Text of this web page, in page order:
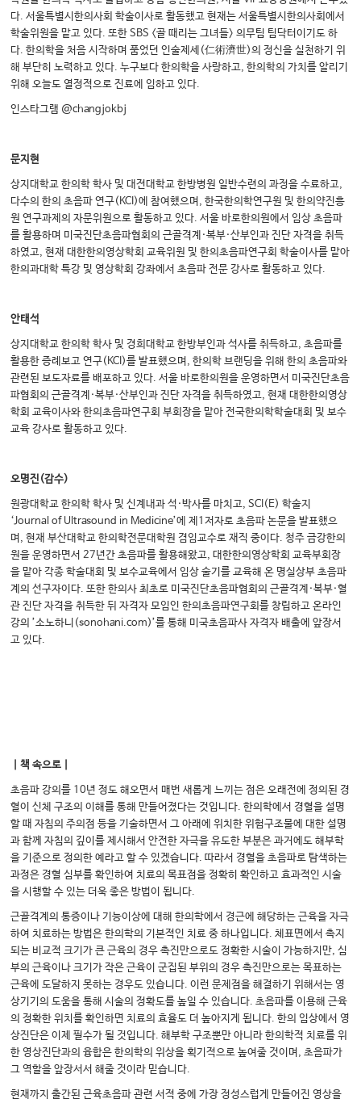
다. 서울특별시한의사회 학술이사로 활동했고 현재는 서울특별시한의사회에서
학술위원을 맡고 있다. 또한 SBS <골 때리는 그녀들> 의무팀 팀닥터이기도 하
다. 한의학을 처음 시작하며 품었던 인술제세(仁術濟世)의 정신을 실천하기 위
해 부단히 노력하고 있다. 누구보다 한의학을 사랑하고, 한의학의 가치를 알리기
위해 오늘도 열정적으로 진료에 임하고 있다.
인스타그램 @changjokbj
문지현
상지대학교 한의학 학사 및 대전대학교 한방병원 일반수련의 과정을 수료하고,
다수의 한의 초음파 연구(KCI)에 참여했으며, 한국한의학연구원 및 한의약진흥
원 연구과제의 자문위원으로 활동하고 있다. 서울 바로한의원에서 임상 초음파
를 활용하며 미국진단초음파협회의 근골격계·복부·산부인과 진단 자격을 취득
하였고, 현재 대한한의영상학회 교육위원 및 한의초음파연구회 학술이사를 맡아
한의과대학 특강 및 영상학회 강좌에서 초음파 전문 강사로 활동하고 있다.
안태석
상지대학교 한의학 학사 및 경희대학교 한방부인과 석사를 취득하고, 초음파를
활용한 증례보고 연구(KCI)를 발표했으며, 한의학 브랜딩을 위해 한의 초음파와
관련된 보도자료를 배포하고 있다. 서울 바로한의원을 운영하면서 미국진단초음
파협회의 근골격계·복부·산부인과 진단 자격을 취득하였고, 현재 대한한의영상
학회 교육이사와 한의초음파연구회 부회장을 맡아 전국한의학학술대회 및 보수
교육 강사로 활동하고 있다.
오명진(감수)
원광대학교 한의학 학사 및 신계내과 석·박사를 마치고, SCI(E) 학술지
‘Journal of Ultrasound in Medicine’에 제1저자로 초음파 논문을 발표했으
며, 현재 부산대학교 한의학전문대학원 겸임교수로 재직 중이다. 청주 금강한의
원을 운영하면서 27년간 초음파를 활용해왔고, 대한한의영상학회 교육부회장
을 맡아 각종 학술대회 및 보수교육에서 임상 술기를 교육해 온 명실상부 초음파
계의 선구자이다. 또한 한의사 최초로 미국진단초음파협회의 근골격계·복부·혈
관 진단 자격을 취득한 뒤 자격자 모임인 한의초음파연구회를 창립하고 온라인
강의 ’소노하니(sonohani.com)’를 통해 미국초음파사 자격자 배출에 앞장서
고 있다.
｜책 속으로｜
초음파 강의를 10년 정도 해오면서 매번 새롭게 느끼는 점은 오래전에 정의된 경
혈이 신체 구조의 이해를 통해 만들어졌다는 것입니다. 한의학에서 경혈을 설명
할 때 자침의 주의점 등을 기술하면서 그 아래에 위치한 위험구조물에 대한 설명
과 함께 자침의 깊이를 제시해서 안전한 자극을 유도한 부분은 과거에도 해부학
을 기준으로 정의한 예라고 할 수 있겠습니다. 따라서 경혈을 초음파로 탐색하는
과정은 경혈 심부를 확인하여 치료의 목표점을 정확히 확인하고 효과적인 시술
을 시행할 수 있는 더욱 좋은 방법이 됩니다.
근골격계의 통증이나 기능이상에 대해 한의학에서 경근에 해당하는 근육을 자극
하여 치료하는 방법은 한의학의 기본적인 치료 중 하나입니다. 체표면에서 촉지
되는 비교적 크기가 큰 근육의 경우 촉진만으로도 정확한 시술이 가능하지만, 심
부의 근육이나 크기가 작은 근육이 군집된 부위의 경우 촉진만으로는 목표하는
근육에 도달하지 못하는 경우도 있습니다. 이런 문제점을 해결하기 위해서는 영
상기기의 도움을 통해 시술의 정확도를 높일 수 있습니다. 초음파를 이용해 근육
의 정확한 위치를 확인하면 치료의 효율도 더 높아지게 됩니다. 한의 임상에서 영
상진단은 이제 필수가 될 것입니다. 해부학 구조뿐만 아니라 한의학적 치료를 위
한 영상진단과의 융합은 한의학의 위상을 획기적으로 높여줄 것이며, 초음파가
그 역할을 앞장서서 해줄 것이라 믿습니다.
현재까지 출간된 근육초음파 관련 서적 중에 가장 정성스럽게 만들어진 영상을